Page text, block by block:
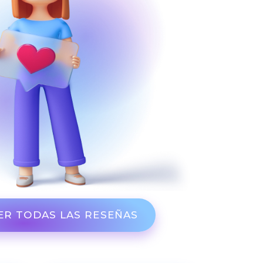
TODAS LAS RESEÑAS